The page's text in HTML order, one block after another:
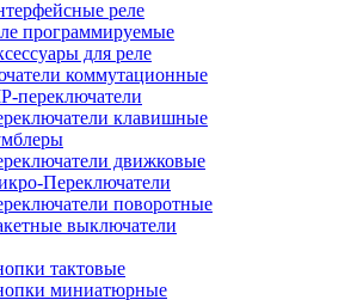
реле
программируемые
для реле
коммутационные
переключатели
клавишные
движковые
Переключатели
поворотные
выключатели
тактовые
миниатюрные